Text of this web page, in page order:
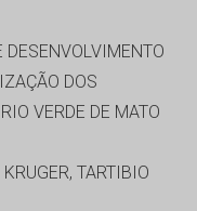
DESENVOLVIMENTO
DOS
VERDE DE MATO
TARTIBIO